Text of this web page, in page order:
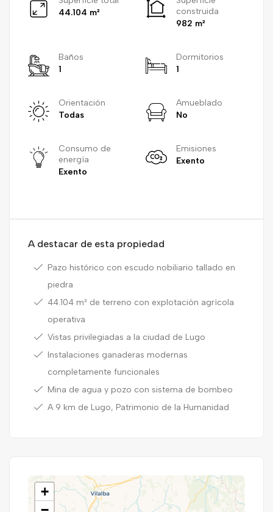
44.104 m²
construida
982 m²
Baños
1
Dormitorios
1
Orientación
Todas
Amueblado
No
Consumo de
energía
Exento
Emisiones
Exento
A destacar de esta propiedad
Pazo histórico con escudo nobiliario tallado en
piedra
44.104 m² de terreno con explotación agrícola
operativa
Vistas privilegiadas a la ciudad de Lugo
Instalaciones ganaderas modernas
completamente funcionales
Mina de agua y pozo con sistema de bombeo
A 9 km de Lugo, Patrimonio de la Humanidad
+